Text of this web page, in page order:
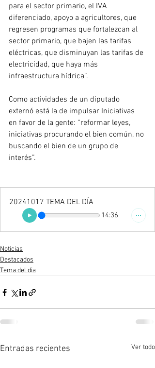
para el sector primario, el IVA
diferenciado, apoyo a agricultores, que
regresen programas que fortalezcan al
sector primario, que bajen las tarifas
eléctricas, que disminuyan las tarifas de
electricidad, que haya más
infraestructura hídrica”.
Como actividades de un diputado
externó está la de impulsar Iniciativas
en favor de la gente: “reformar leyes,
iniciativas procurando el bien común, no
buscando el bien de un grupo de
interés”.
20241017 TEMA DEL DÍA
14:36
Noticias
Destacados
Tema del dia
Entradas recientes Ver todo